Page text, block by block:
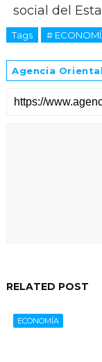
social del
Tags #
Agencia
RELATED POST
ECONOMÍA